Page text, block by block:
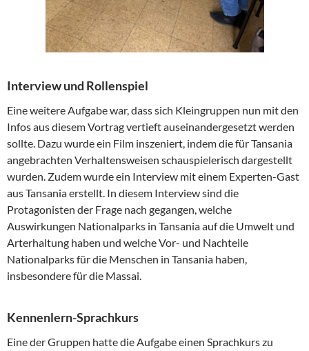
Interview und Rollenspiel
Eine weitere Aufgabe war, dass sich Kleingruppen nun mit den
Infos aus diesem Vortrag vertieft auseinandergesetzt werden
sollte. Dazu wurde ein Film inszeniert, indem die für Tansania
angebrachten Verhaltensweisen schauspielerisch dargestellt
wurden. Zudem wurde ein Interview mit einem Experten-Gast
aus Tansania erstellt. In diesem Interview sind die
Protagonisten der Frage nach gegangen, welche
Auswirkungen Nationalparks in Tansania auf die Umwelt und
Arterhaltung haben und welche Vor- und Nachteile
Nationalparks für die Menschen in Tansania haben,
insbesondere für die Massai.
Kennenlern-Sprachkurs
Eine der Gruppen hatte die Aufgabe einen Sprachkurs zu